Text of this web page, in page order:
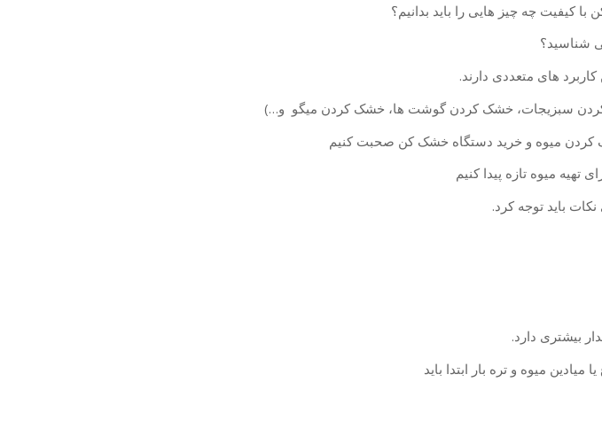
کیفیت چه چیز هایی را باید بدانیم؟
شناسید؟
های متعددی دارند.
سبزیجات، خشک کردن گوشت ها، خشک کردن میگو و…)
میوه و خرید دستگاه خشک کن صحبت کنیم
تهیه میوه تازه پیدا کنیم
باید توجه کرد.
بیشتری دارد.
میادین میوه و تره بار ابتدا باید